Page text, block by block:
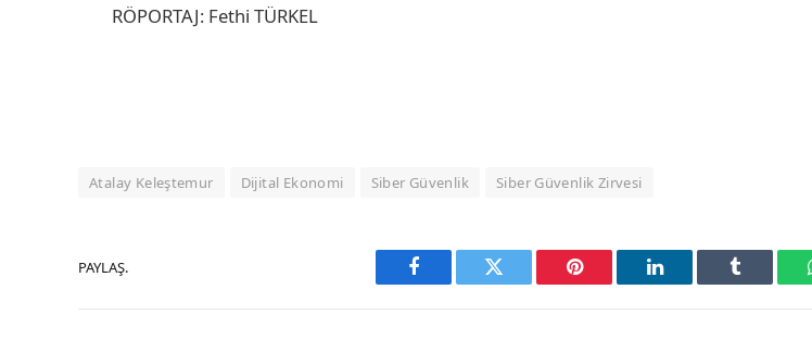
RÖPORTAJ: Fethi TÜRKEL
Atalay Keleştemur Dijital Ekonomi Siber Güvenlik Siber Güvenlik Zirvesi
PAYLAŞ.
Facebook Twitter Pinterest LinkedIn Tumblr